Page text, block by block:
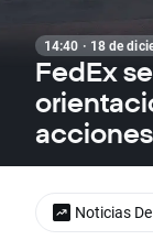
14:40 · 18 de
FedEx
Noticias